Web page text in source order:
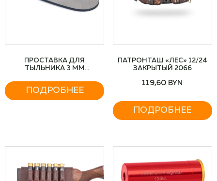
ПРОСТАВКА ДЛЯ
ТЫЛЬНИКА 3 ММ
ПОДРОБНЕЕ
ПАТРОНТАШ «ЛЕС» 12/24
ЗАКРЫТЫЙ 2066
119,60 BYN
ПОДРОБНЕЕ